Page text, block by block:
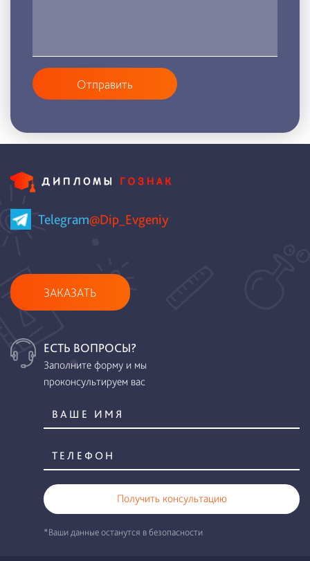
Отправить
Telegram@Dip_Evgeniy
ЗАКАЗАТЬ
ЕСТЬ ВОПРОСЫ?
Заполните форму и мы
проконсультируем вас
Получить консультацию
*Ваши данные останутся в безопасности